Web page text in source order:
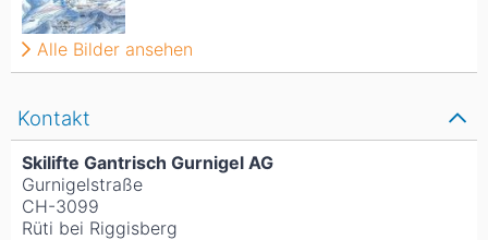
Kontakt
Skilifte Gantrisch Gurnigel AG
Gurnigelstraße
CH-3099
Rüti bei Riggisberg
Alle Bilder ansehen